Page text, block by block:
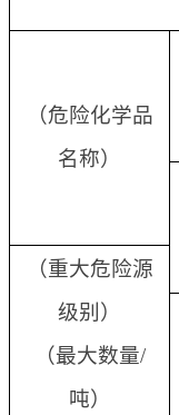
（危险化学品
名称）
（重大危险源
级别）
（最大数量/
吨）